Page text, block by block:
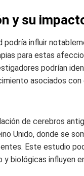
y su
podría influir
para estas
podrían
asociados
de cerebros
Unido, donde se
Este estudio
biológicas influyen